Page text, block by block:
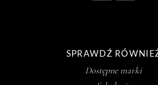
SPRAWDŹ
Dostępne marki